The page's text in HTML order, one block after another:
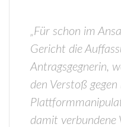
„Für schon im
Gericht die
Antragsgegnerin,
den Verstoß gegen
damit verbundene